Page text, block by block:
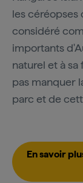
les céréopses
considéré
importants
naturel et à
pas manquer
parc et de
En savoir